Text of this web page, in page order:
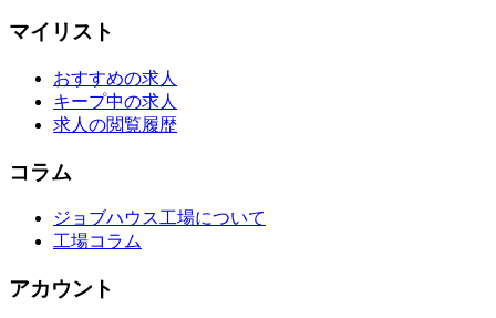
マイリスト
おすすめの求人
キープ中の求人
求人の閲覧履歴
コラム
ジョブハウス工場について
工場コラム
アカウント